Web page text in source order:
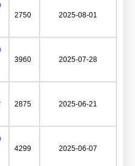
2750 2025-08-01
3960 2025-07-28
2875 2025-06-21
4299 2025-06-07